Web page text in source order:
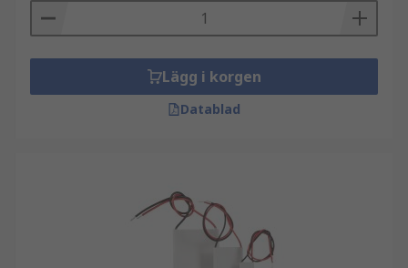
Lägg i korgen
Datablad